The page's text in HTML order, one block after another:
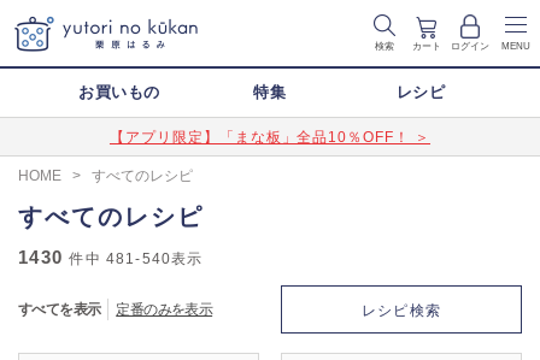
検索 カート ログイン MENU
お買いもの 特集 レシピ
【アプリ限定】「まな板」全品10％OFF！ ＞
HOME > すべてのレシピ
すべてのレシピ
1430 件中 481-540表示
すべてを表示 定番のみを表示 レシピ検索